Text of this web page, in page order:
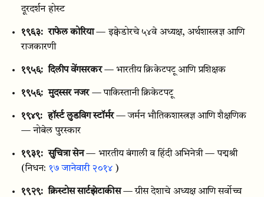
दूरदर्शन होस्ट
१९६३: राफेल कोरिया — इक्वेडोरचे ५४वे अध्यक्ष, अर्थशास्त्रज्ञ आणि
राजकारणी
१९५६: दिलीप वेंगसरकर — भारतीय क्रिकेटपटू आणि प्रशिक्षक
१९५६: मुदस्सर नजर — पाकिस्तानी क्रिकेटपटू
१९४९: हॉर्स्ट लुडविग स्टॉर्मर — जर्मन भौतिकशास्त्रज्ञ आणि शैक्षणिक
— नोबेल पुरस्कार
१९३१: सुचित्रा सेन — भारतीय बंगाली व हिंदी अभिनेत्री — पद्मश्री
(निधन: १७ जानेवारी २०१४)
१९२९: क्रिस्टोस सार्टझेटाकीस — ग्रीस देशाचे अध्यक्ष आणि सर्वोच्च